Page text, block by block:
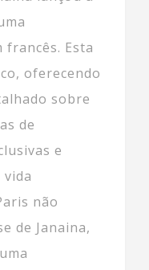
Esta
oferecendo
sobre
de
e
não
de Janaina,